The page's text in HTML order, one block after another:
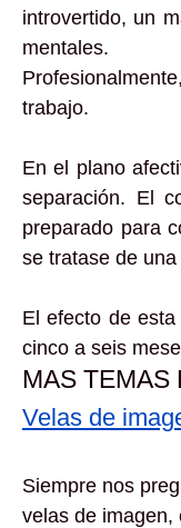
introvertido, un
mentales.
trabajo.
En el plano
separación. El
preparado para
se tratase de
El efecto de
cinco a seis
MAS TEMAS
Velas de
Siempre nos
velas de imagen,